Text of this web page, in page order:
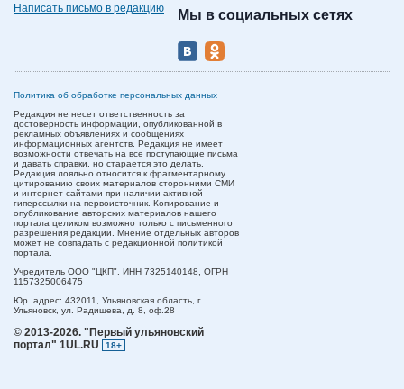
Написать письмо в редакцию
Мы в социальных сетях
Политика об обработке персональных данных
Редакция не несет ответственность за
достоверность информации, опубликованной в
рекламных объявлениях и сообщениях
информационных агентств. Редакция не имеет
возможности отвечать на все поступающие письма
и давать справки, но старается это делать.
Редакция лояльно относится к фрагментарному
цитированию своих материалов сторонними СМИ
и интернет-сайтами при наличии активной
гиперссылки на первоисточник. Копирование и
опубликование авторских материалов нашего
портала целиком возможно только с письменного
разрешения редакции. Мнение отдельных авторов
может не совпадать с редакционной политикой
портала.
Учредитель ООО "ЦКП". ИНН 7325140148, ОГРН
1157325006475
Юр. адрес: 432011, Ульяновская область, г.
Ульяновск, ул. Радищева, д. 8, оф.28
© 2013-2026. "Первый ульяновский
портал" 1UL.RU
18+